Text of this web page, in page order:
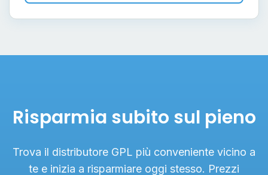
Risparmia subito sul pieno
Trova il distributore GPL più conveniente vicino a
te e inizia a risparmiare oggi stesso. Prezzi